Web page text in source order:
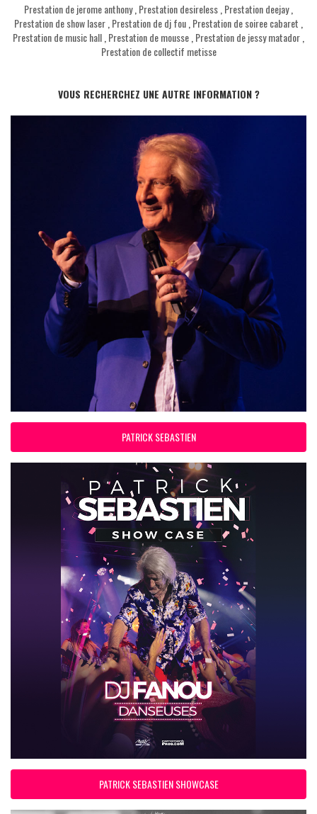
Prestation de jerome anthony, Prestation desireless Prestation deejay
Prestation de show laser Prestation de dj fou Prestation de soiree cabaret
Prestation de music hall Prestation de mousse Prestation de jessy matador
Prestation de collectif metisse
VOUS RECHERCHEZ UNE AUTRE INFORMATION ?
PATRICK SEBASTIEN
PATRICK SEBASTIEN SHOWCASE